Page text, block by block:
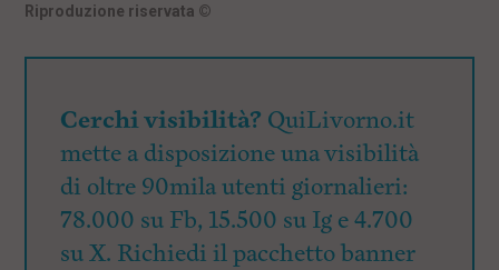
Riproduzione riservata ©
Cerchi visibilità? QuiLivorno.it
mette a disposizione una visibilità
di oltre 90mila utenti giornalieri:
78.000 su Fb, 15.500 su Ig e 4.700
su X. Richiedi il pacchetto banner